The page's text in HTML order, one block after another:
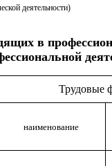
деятельности)
в
Трудовые
наименование